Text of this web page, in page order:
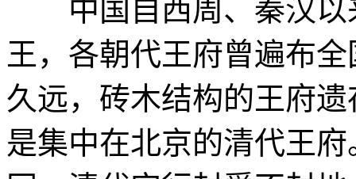
中国自西周、秦汉以
王，各朝代王府曾遍布
久远，砖木结构的王府
是集中在北京的清代王